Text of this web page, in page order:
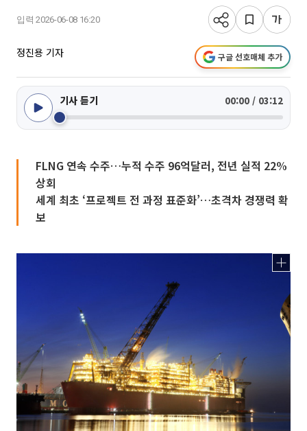
입력 2026-06-08 16:20
정진용 기자 구글 선호매체 추가
기사 듣기 00:00 / 03:12
FLNG 연속 수주…누적 수주 96억달러, 전년 실적 22%
상회
세계 최초 ‘프로젝트 전 과정 표준화’…초격차 경쟁력 확
보